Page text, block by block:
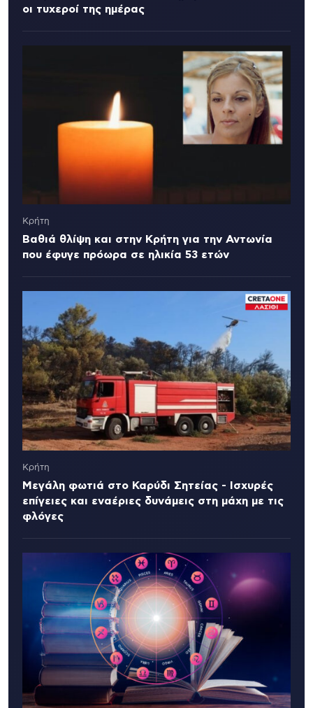
οι τυχεροί της ημέρας
Κρήτη
Βαθιά θλίψη και στην Κρήτη για την Αντωνία
που έφυγε πρόωρα σε ηλικία 53 ετών
Κρήτη
Μεγάλη φωτιά στο Καρύδι Σητείας - Ισχυρές
επίγειες και εναέριες δυνάμεις στη μάχη με τις
φλόγες